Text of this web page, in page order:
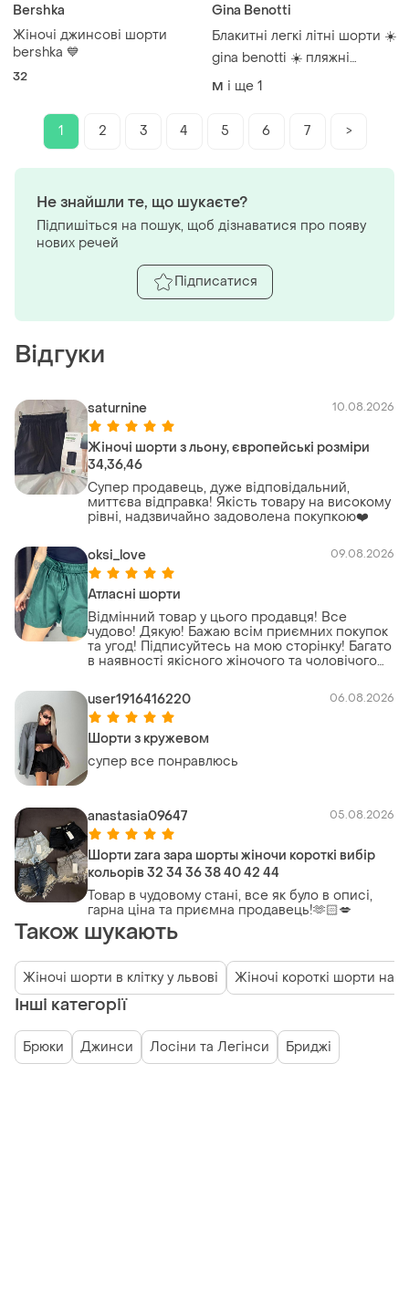
Bershka
Жіночі джинсові шорти
bershka 💙
32
Gina Benotti
Блакитні легкі літні шорти ☀️
gina benotti ☀️ пляжні
спортивні шорти на шнурку
M і ще 1
1 2 3 4 5 6 7 >
Відгуки
saturnine 10.08.2026
Жіночі шорти з льону, європейські розміри
34,36,46
Супер продавець, дуже відповідальний,
миттєва відправка! Якість товару на високому
рівні, надзвичайно задоволена покупкою❤️
oksi_love 09.08.2026
Атласні шорти
Відмінний товар у цього продавця! Все
чудово! Дякую! Бажаю всім приємних покупок
та угод! Підписуйтесь на мою сторінку! Багато
в наявності якісного жіночого та чоловічого
цінами 😍🥳🤗🌹
user1916416220 06.08.2026
Шорти з кружевом
супер все понравлюсь
anastasia09647 05.08.2026
Шорти zara зара шорты жіночи короткі вибір
кольорів 32 34 36 38 40 42 44
Товар в чудовому стані, все як було в описі,
гарна ціна та приємна продавець!🫶🏻💋
Також шукають
Жіночі шорти в клітку у львові Жіночі короткі шорти на
Інші категорії
Брюки Джинси Лосіни та Легінси Бриджі
Не знайшли те, що шукаєте?
Підпишіться на пошук, щоб дізнаватися про появу
нових речей
Підписатися